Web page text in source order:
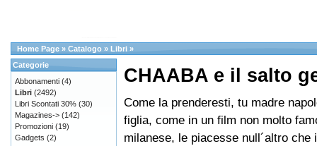
Home Page » Catalogo » Libri »
CHAABA e il salto
Come la prenderesti, tu madre
figlia, come in un film non molto
milanese, le piacesse null´altro che
Categorie
Abbonamenti (4)
Libri (2492)
Libri Scontati 30% (30)
Magazines-> (142)
Promozioni (19)
Gadgets (2)